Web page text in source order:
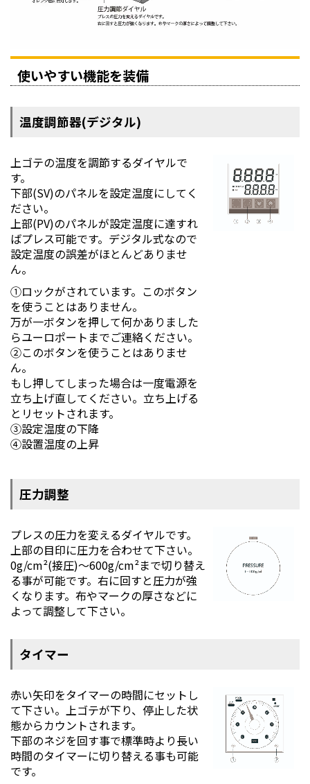
使いやすい機能を装備
温度調節器(デジタル)
上ゴテの温度を調節するダイヤルで
す。
下部(SV)のパネルを設定温度にしてく
ださい。
上部(PV)のパネルが設定温度に達すれ
ばプレス可能です。デジタル式なので
設定温度の誤差がほとんどありませ
ん。
①ロックがされています。このボタン
を使うことはありません。
万が一ボタンを押して何かありました
らユーロポートまでご連絡ください。
②このボタンを使うことはありませ
ん。
もし押してしまった場合は一度電源を
立ち上げ直してください。立ち上げる
とリセットされます。
③設定温度の下降
④設置温度の上昇
圧力調整
プレスの圧力を変えるダイヤルです。
上部の目印に圧力を合わせて下さい。
0g/cm²(接圧)～600g/cm²まで切り替え
る事が可能です。右に回すと圧力が強
くなります。布やマークの厚さなどに
よって調整して下さい。
タイマー
赤い矢印をタイマーの時間にセットし
て下さい。上ゴテが下り、停止した状
態からカウントされます。
下部のネジを回す事で標準時より長い
時間のタイマーに切り替える事も可能
です。